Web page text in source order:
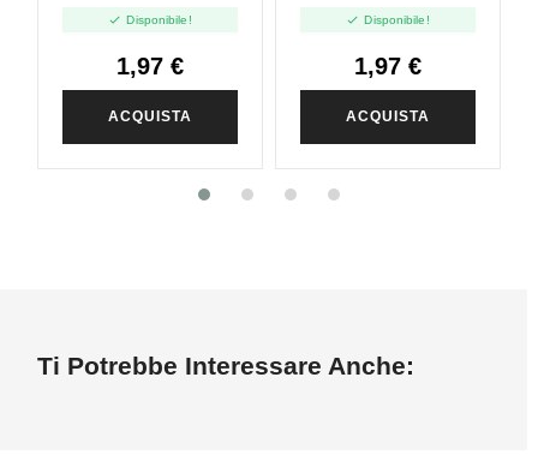
 Disponibile!
1,97 €
ACQUISTA
 Disponibile!
1,97 €
ACQUISTA
Ti Potrebbe Interessare Anche: